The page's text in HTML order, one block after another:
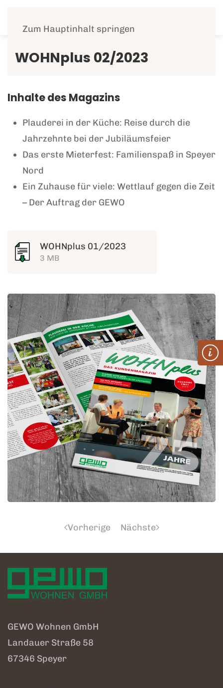
Zum Hauptinhalt springen
WOHNplus 02/2023
Inhalte des Magazins
Plauderei in der Küche: Reise durch die
Jahrzehnte bei der Jubiläumsfeier
Das erste Mieterfest: Familienspaß in Speyer
Nord
Ein Zuhause für viele: Wettlauf gegen die Zeit
– Der Auftrag der GEWO
WOHNplus 01/2023
3 MB
Vorherige Nächste
GEWO Wohnen GmbH
Landauer Straße 58
67346 Speyer